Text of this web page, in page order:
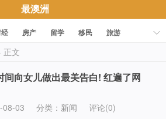
最澳洲
房产 留学 移民
旅游
化
正文
间向女儿做出最美告白! 红遍了网
08-03 分类： 新闻 评论(0)